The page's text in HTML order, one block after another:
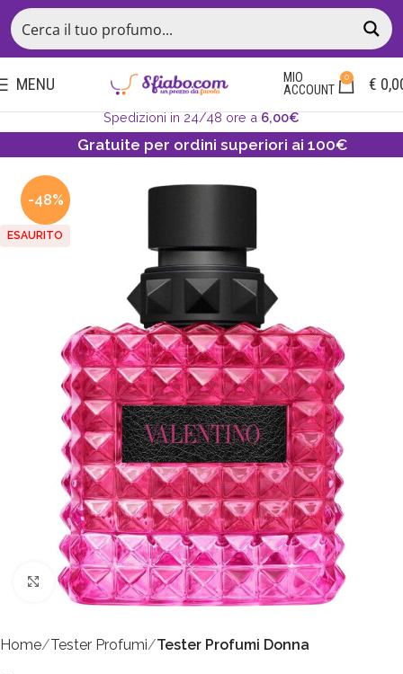
MENU
MIO
ACCOUNT
0 €
Spedizioni in 24/48 ore a6,00€
Gratuite per ordini superiori ai 100€
-48%
ESAURITO
Click to enlarge
Home Tester Profumi Tester Profumi Donna